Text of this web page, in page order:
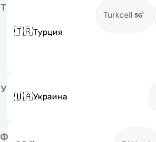
Т
🇹🇷Турция
Turkcell
У
🇺🇦Украина
Ф